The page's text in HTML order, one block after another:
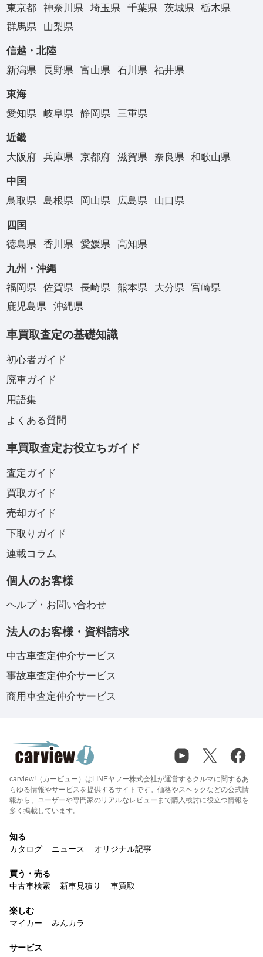
東京都
神奈川県 埼玉県 千葉県 茨城県
栃木県
群馬県
山梨県
信越・北陸
新潟県
長野県 富山県 石川県 福井県
東海
愛知県
岐阜県 静岡県 三重県
近畿
大阪府
兵庫県 京都府 滋賀県 奈良県 和歌山県
中国
鳥取県
島根県 岡山県 広島県 山口県
四国
徳島県
香川県 愛媛県 高知県
九州・沖縄
福岡県
佐賀県 長崎県 熊本県 大分県
宮崎県
鹿児島県
沖縄県
車買取査定の基礎知識
初心者ガイド
廃車ガイド
用語集
よくある質問
車買取査定お役立ちガイド
査定ガイド
買取ガイド
売却ガイド
下取りガイド
連載コラム
個人のお客様
ヘルプ・お問い合わせ
法人のお客様・資料請求
中古車査定仲介サービス
事故車査定仲介サービス
商用車査定仲介サービス
carview!（カービュー）はLINEヤフー株式会社が運営するクルマに関するあ
らゆる情報やサービスを提供するサイトです。価格やスペックなどの公式情
報から、ユーザーや専門家のリアルなレビューまで購入検討に役立つ情報を
多く掲載しています。
知る
カタログ
ニュース オリジナル記事
買う・売る
中古車検索
新車見積り 車買取
楽しむ
マイカー
みんカラ
サービス